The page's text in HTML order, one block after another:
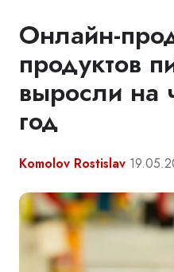
Онлайн-
продуктов
выросли на
год
Komolov Rostislav